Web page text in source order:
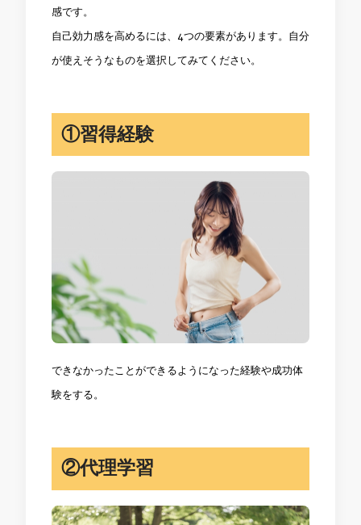
感です。
自己効力感を高めるには、4つの要素があります。自分
が使えそうなものを選択してみてください。
①習得経験
できなかったことができるようになった経験や成功体
験をする。
②代理学習